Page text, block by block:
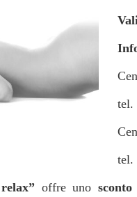
tel.
tel.
offre uno